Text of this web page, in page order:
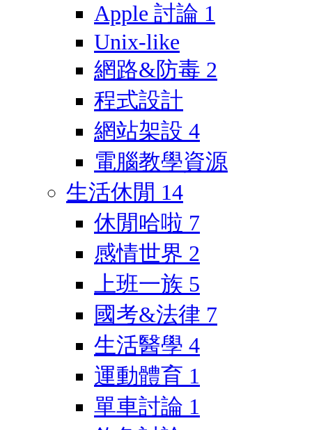
Apple 討論 1
Unix-like
網路&防毒 2
程式設計
網站架設 4
電腦教學資源
生活休閒 14
休閒哈啦 7
感情世界 2
上班一族 5
國考&法律 7
生活醫學 4
運動體育 1
單車討論 1